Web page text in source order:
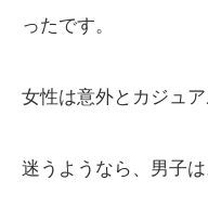
ったです。
女性は意外とカジュ
迷うようなら、男子